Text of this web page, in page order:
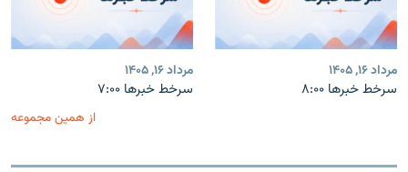
مرداد ۱۶, ۱۴۰۵
سرخط خبرها ۸:۰۰
مرداد ۱۶, ۱۴۰۵
سرخط خبرها ۷:۰۰
از همین مجموعه